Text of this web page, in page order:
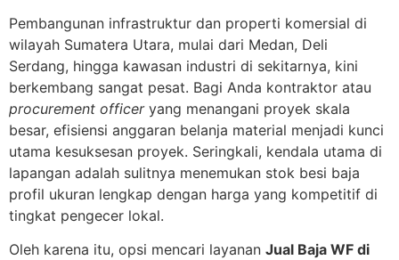
Pembangunan infrastruktur dan properti komersial di
wilayah Sumatera Utara, mulai dari Medan, Deli
Serdang, hingga kawasan industri di sekitarnya, kini
berkembang sangat pesat. Bagi Anda kontraktor atau
procurement officeryang menangani proyek skala
besar, efisiensi anggaran belanja material menjadi kunci
utama kesuksesan proyek. Seringkali, kendala utama di
lapangan adalah sulitnya menemukan stok besi baja
profil ukuran lengkap dengan harga yang kompetitif di
tingkat pengecer lokal.
Oleh karena itu, opsi mencari layanan Jual Baja WF di